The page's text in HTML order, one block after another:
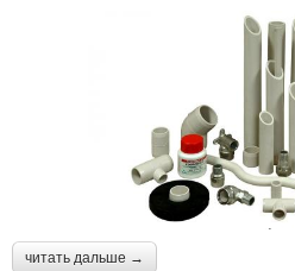
читать дальше →